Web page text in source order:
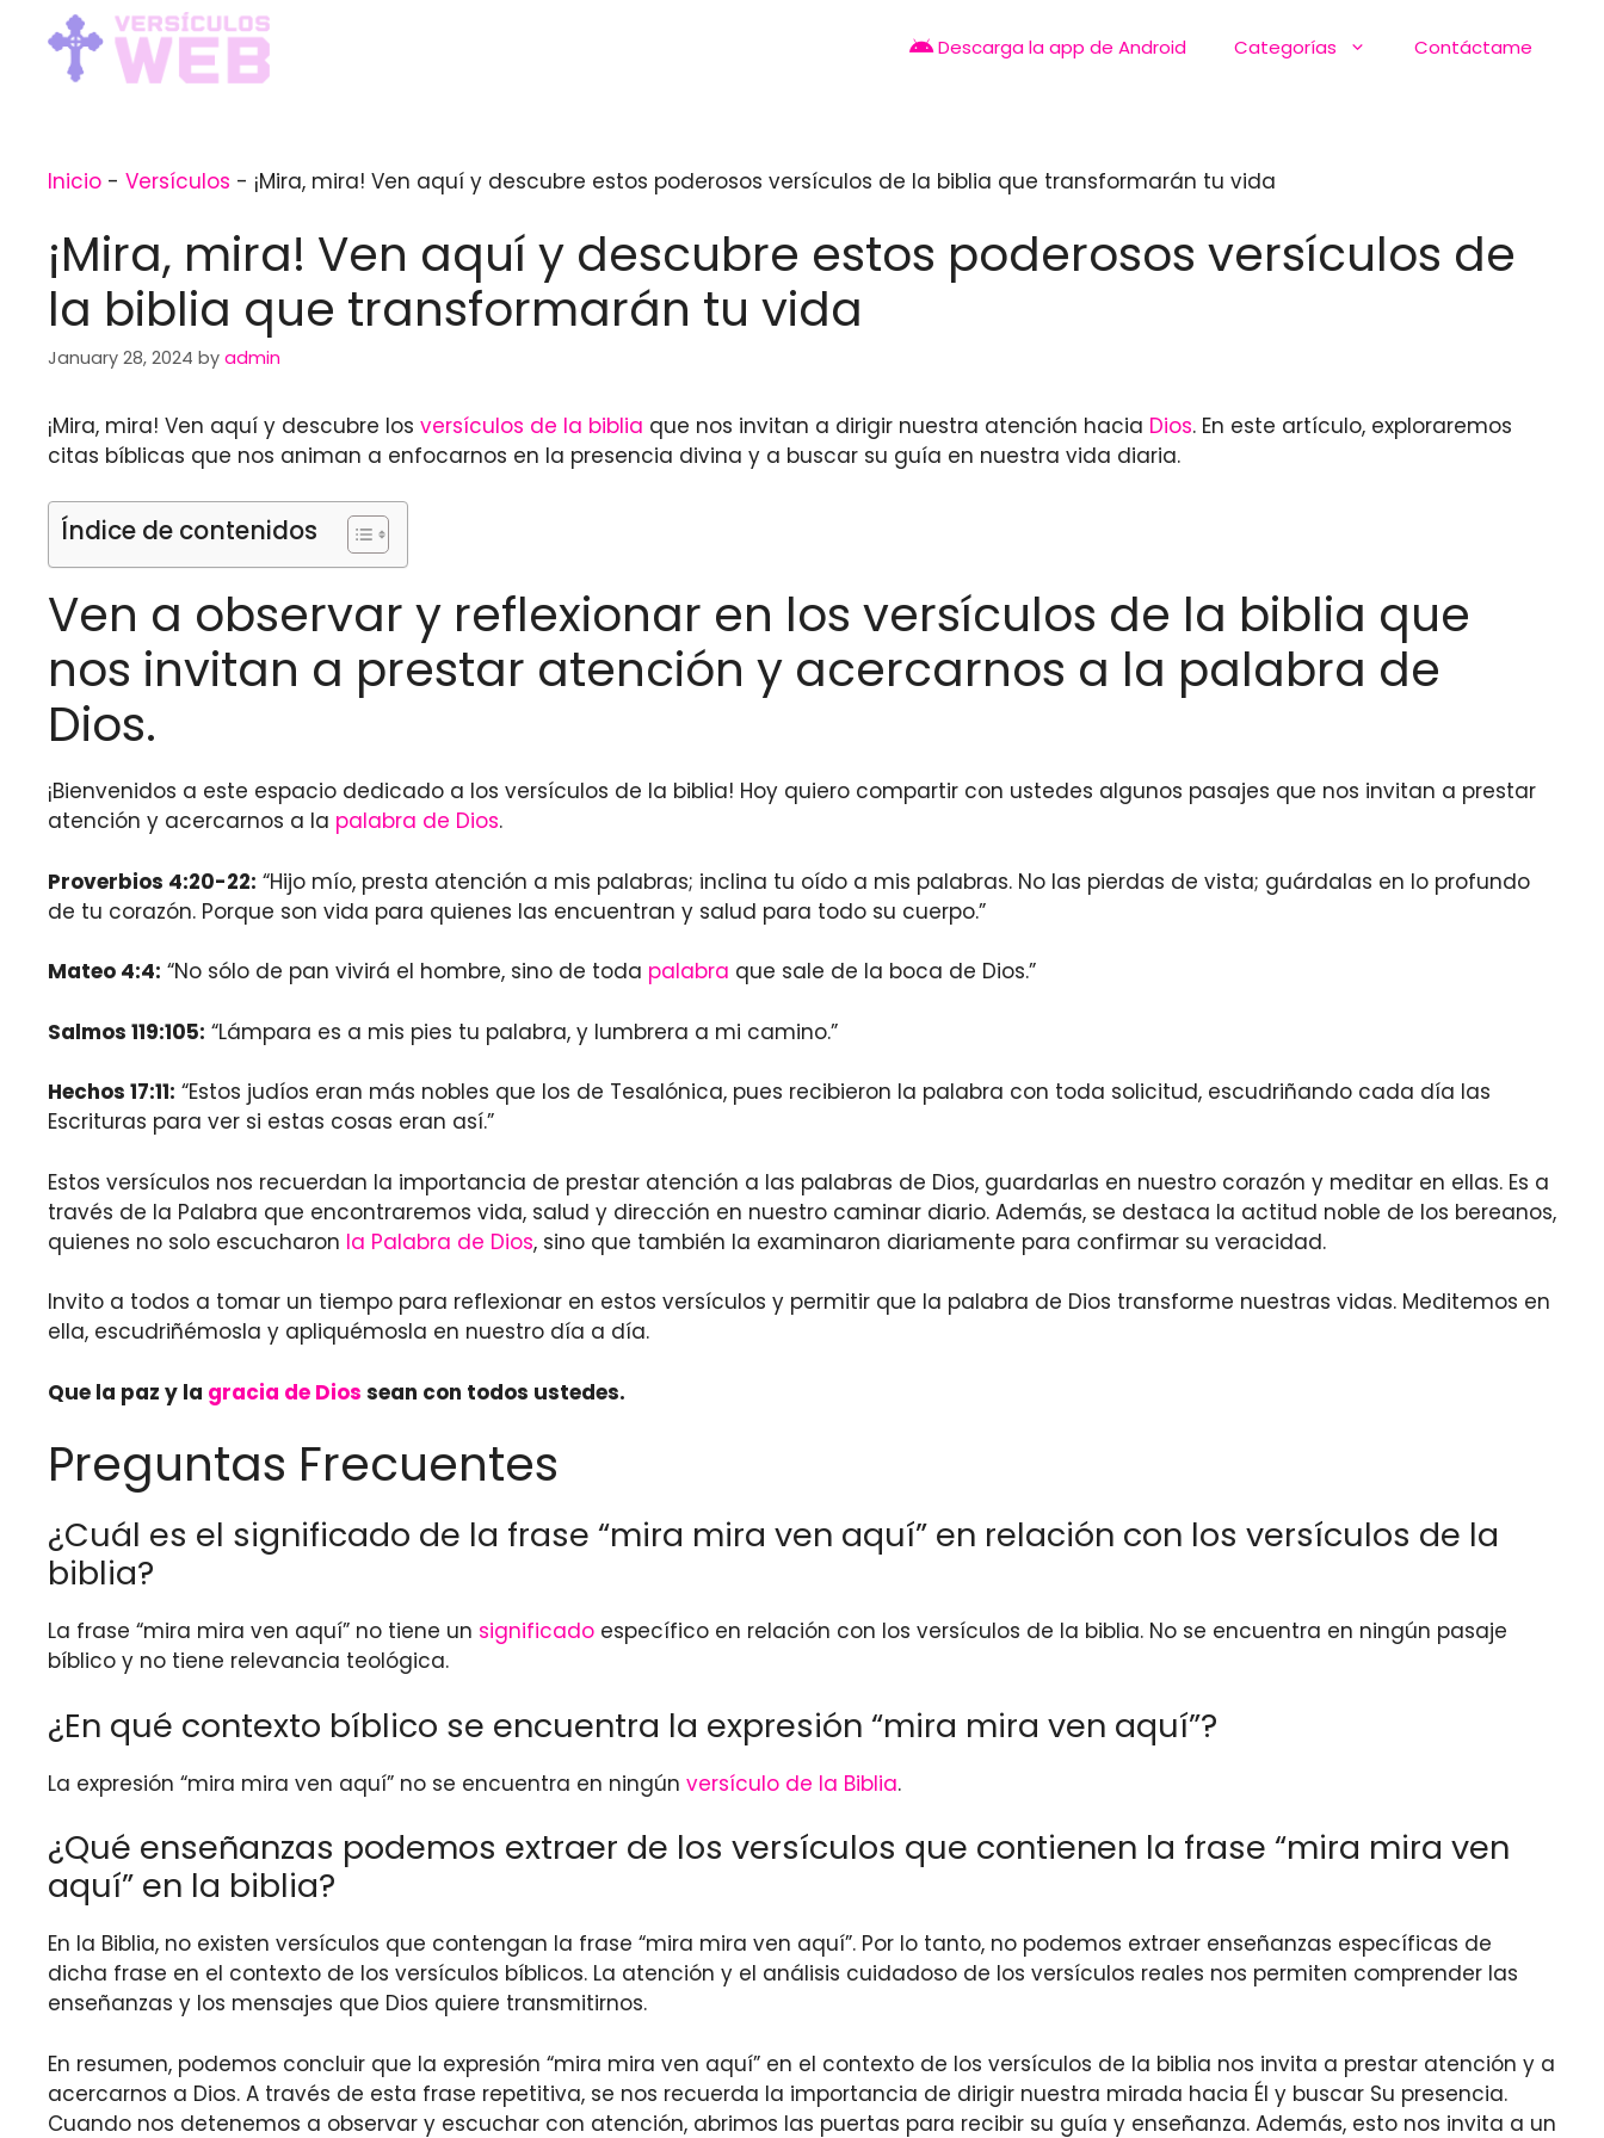
content
Descarga la app de Android Categorías Contáctame
Inicio - Versículos - ¡Mira, mira! Ven aquí y descubre estos poderosos versículos de la biblia que transformarán tu vida
¡Mira, mira! Ven aquí y descubre estos poderosos versículos de
la biblia que transformarán tu vida
January 28, 2024 by admin
¡Mira, mira! Ven aquí y descubre los versículos de la biblia que nos invitan a dirigir nuestra atención hacia Dios. En este artículo, exploraremos
citas bíblicas que nos animan a enfocarnos en la presencia divina y a buscar su guía en nuestra vida diaria.
Índice de contenidos
Ven a observar y reflexionar en los versículos de la biblia que
nos invitan a prestar atención y acercarnos a la palabra de
Dios.
¡Bienvenidos a este espacio dedicado a los versículos de la biblia! Hoy quiero compartir con ustedes algunos pasajes que nos invitan a prestar
atención y acercarnos a la palabra de Dios.
Proverbios 4:20-22: “Hijo mío, presta atención a mis palabras; inclina tu oído a mis palabras. No las pierdas de vista; guárdalas en lo profundo
de tu corazón. Porque son vida para quienes las encuentran y salud para todo su cuerpo.”
Mateo 4:4: “No sólo de pan vivirá el hombre, sino de toda palabra que sale de la boca de Dios.”
Salmos 119:105: “Lámpara es a mis pies tu palabra, y lumbrera a mi camino.”
Hechos 17:11: “Estos judíos eran más nobles que los de Tesalónica, pues recibieron la palabra con toda solicitud, escudriñando cada día las
Escrituras para ver si estas cosas eran así.”
Estos versículos nos recuerdan la importancia de prestar atención a las palabras de Dios, guardarlas en nuestro corazón y meditar en ellas. Es a
través de la Palabra que encontraremos vida, salud y dirección en nuestro caminar diario. Además, se destaca la actitud noble de los bereanos,
quienes no solo escucharon la Palabra de Dios, sino que también la examinaron diariamente para confirmar su veracidad.
Invito a todos a tomar un tiempo para reflexionar en estos versículos y permitir que la palabra de Dios transforme nuestras vidas. Meditemos en
ella, escudriñémosla y apliquémosla en nuestro día a día.
Que la paz y la gracia de Dios sean con todos ustedes.
Preguntas Frecuentes
¿Cuál es el significado de la frase “mira mira ven aquí” en relación con los versículos de la
biblia?
La frase “mira mira ven aquí” no tiene un significado específico en relación con los versículos de la biblia. No se encuentra en ningún pasaje
bíblico y no tiene relevancia teológica.
¿En qué contexto bíblico se encuentra la expresión “mira mira ven aquí”?
La expresión “mira mira ven aquí” no se encuentra en ningún versículo de la Biblia.
¿Qué enseñanzas podemos extraer de los versículos que contienen la frase “mira mira ven
aquí” en la biblia?
En la Biblia, no existen versículos que contengan la frase “mira mira ven aquí”. Por lo tanto, no podemos extraer enseñanzas específicas de
dicha frase en el contexto de los versículos bíblicos. La atención y el análisis cuidadoso de los versículos reales nos permiten comprender las
enseñanzas y los mensajes que Dios quiere transmitirnos.
En resumen, podemos concluir que la expresión “mira mira ven aquí” en el contexto de los versículos de la biblia nos invita a prestar atención y a
acercarnos a Dios. A través de esta frase repetitiva, se nos recuerda la importancia de dirigir nuestra mirada hacia Él y buscar Su presencia.
Cuando nos detenemos a observar y escuchar con atención, abrimos las puertas para recibir su guía y enseñanza. Además, esto nos invita a un